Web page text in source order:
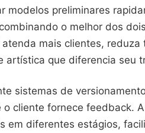
modelos preliminares
o melhor dos
atenda mais clientes,
artística que diferencia seu
sistemas de
o cliente fornece feedback.
em diferentes estágios,